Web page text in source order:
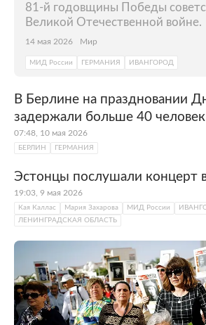
81-й годовщины Победы
Великой Отечественной войне.
14 мая 2026 Мир
МИД России ГЕРМАНИЯ ИВАНГОРОД
В Берлине на праздновании
задержали больше 40 человек
07:48, 10 мая 2026
БЕРЛИН ГЕРМАНИЯ
Эстонцы послушали концерт
19:03, 9 мая 2026
Кая Каллас Мария Захарова МИД России
ЛЕНИНГРАДСКАЯ ОБЛАСТЬ